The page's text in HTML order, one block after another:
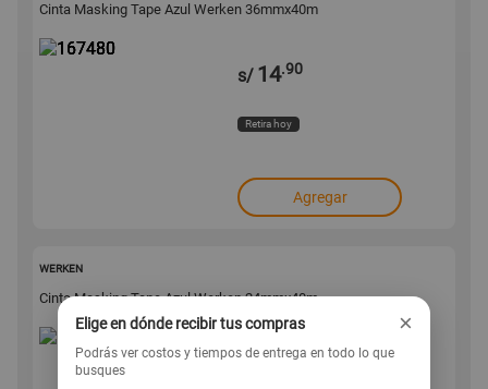
Cinta Masking Tape Azul Werken 36mmx40m
s/ 14.90
Retira hoy
Agregar
WERKEN
Cinta Masking Tape Azul Werken 24mmx40m
s/ 9.90
Elige en dónde recibir tus compras ×
Podrás ver costos y tiempos de entrega en todo lo que
busques